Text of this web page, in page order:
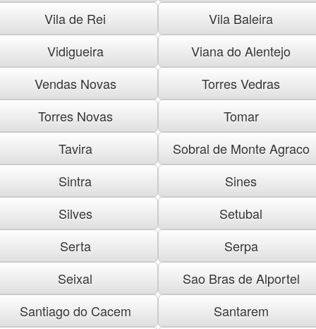
Vila de Rei
Vila Baleira
Vidigueira
Viana do Alentejo
Vendas Novas
Torres Vedras
Torres Novas
Tomar
Tavira
Sobral de Monte Agraco
Sintra
Sines
Silves
Setubal
Serta
Serpa
Seixal
Sao Bras de Alportel
Santiago do Cacem
Santarem